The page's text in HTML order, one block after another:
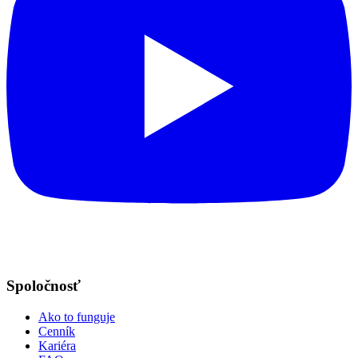
Spoločnosť
Ako to funguje
Cenník
Kariéra